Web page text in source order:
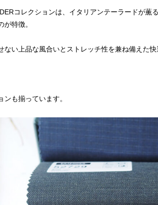
コレクションは、イタリアンテーラードが薫
が特徴。
ない上品な風合いとストレッチ性を兼ね備えた快
も揃っています。